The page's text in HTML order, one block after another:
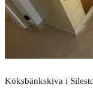
Köksbänkskiva i